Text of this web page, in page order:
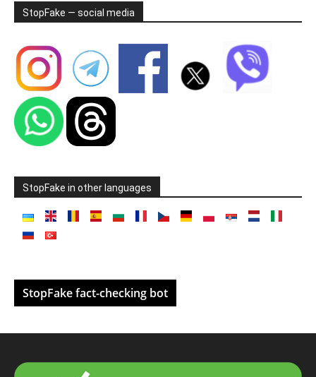
StopFake — social media
StopFake in other languages
StopFake fact-checking bot